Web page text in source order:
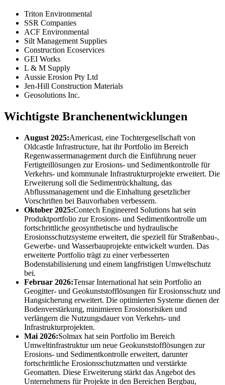
Triton Environmental
SSR Companies
ACF Environmental
Silt Management Supplies
Construction Ecoservices
GEI Works
L & M Supply
Aussie Erosion Pty Ltd
Jen-Hill Construction Materials
Geosolutions Inc.
Wichtigste Branchenentwicklungen
August 2025:Americast, eine Tochtergesellschaft von
Oldcastle Infrastructure, hat ihr Portfolio im Bereich
Regenwassermanagement durch die Einführung neuer
Fertigteillösungen zur Erosions- und Sedimentkontrolle für
Verkehrs- und kommunale Infrastrukturprojekte erweitert. Die
Erweiterung soll die Sedimentrückhaltung, das
Abflussmanagement und die Einhaltung gesetzlicher
Vorschriften bei Bauvorhaben verbessern.
Oktober 2025:Contech Engineered Solutions hat sein
Produktportfolio zur Erosions- und Sedimentkontrolle um
fortschrittliche geosynthetische und hydraulische
Erosionsschutzsysteme erweitert, die speziell für Straßenbau-,
Gewerbe- und Wasserbauprojekte entwickelt wurden. Das
erweiterte Portfolio trägt zu einer verbesserten
Bodenstabilisierung und einem langfristigen Umweltschutz
bei.
Februar 2026:Tensar International hat sein Portfolio an
Geogitter- und Geokunststofflösungen für Erosionsschutz und
Hangsicherung erweitert. Die optimierten Systeme dienen der
Bodenverstärkung, minimieren Erosionsrisiken und
verlängern die Nutzungsdauer von Verkehrs- und
Infrastrukturprojekten.
Mai 2026:Solmax hat sein Portfolio im Bereich
Umweltinfrastruktur um neue Geokunststofflösungen zur
Erosions- und Sedimentkontrolle erweitert, darunter
fortschrittliche Erosionsschutzmatten und verstärkte
Geomatten. Diese Erweiterung stärkt das Angebot des
Unternehmens für Projekte in den Bereichen Bergbau,